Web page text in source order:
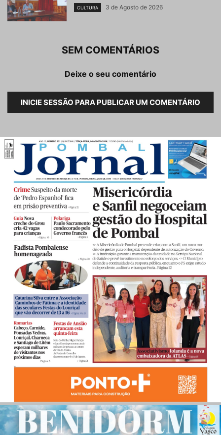
CULTURA 3 de Agosto de 2026
SEM COMENTÁRIOS
Deixe o seu comentário
INICIE SESSÃO PARA PUBLICAR UM COMENTÁRIO